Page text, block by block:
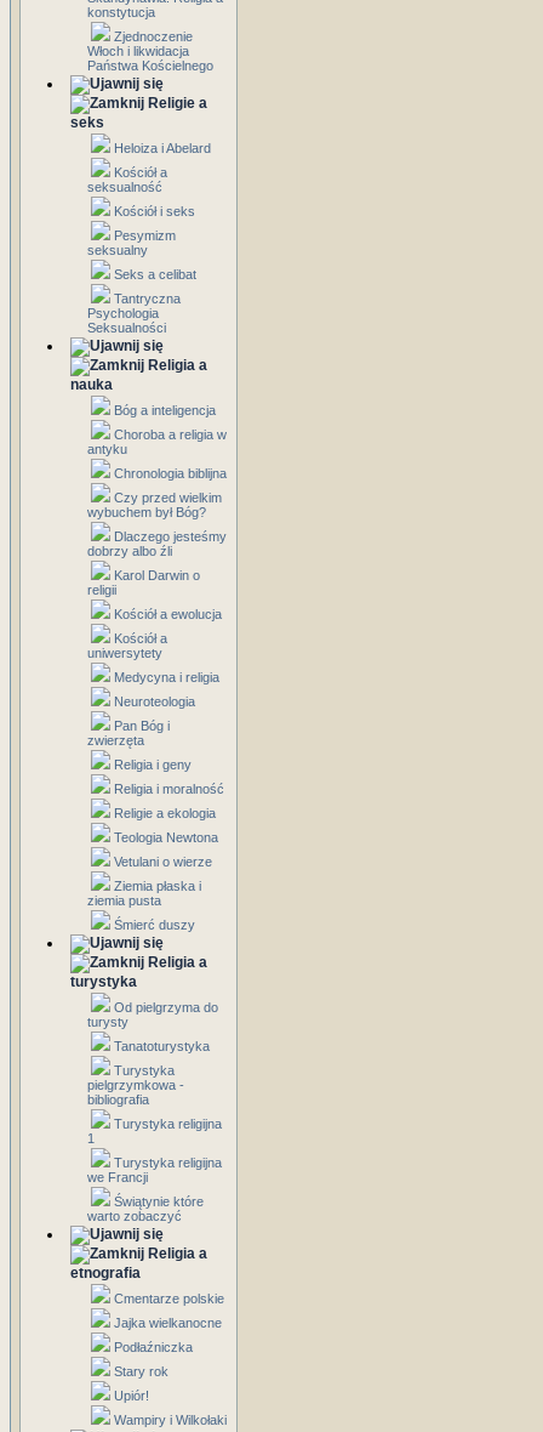
konstytucja
Zjednoczenie
Włoch i likwidacja
Państwa Kościelnego
Religie a
seks
Heloiza i Abelard
Kościół a
seksualność
Kościół i seks
Pesymizm
seksualny
Seks a celibat
Tantryczna
Psychologia
Seksualności
Religia a
nauka
Bóg a inteligencja
Choroba a religia w
antyku
Chronologia biblijna
Czy przed wielkim
wybuchem był Bóg?
Dlaczego jesteśmy
dobrzy albo źli
Karol Darwin o
religii
Kościół a ewolucja
Kościół a
uniwersytety
Medycyna i religia
Neuroteologia
Pan Bóg i
zwierzęta
Religia i geny
Religia i moralność
Religie a ekologia
Teologia Newtona
Vetulani o wierze
Ziemia płaska i
ziemia pusta
Śmierć duszy
Religia a
turystyka
Od pielgrzyma do
turysty
Tanatoturystyka
Turystyka
pielgrzymkowa -
bibliografia
Turystyka religijna
1
Turystyka religijna
we Francji
Świątynie które
warto zobaczyć
Religia a
etnografia
Cmentarze polskie
Jajka wielkanocne
Podłaźniczka
Stary rok
Upiór!
Wampiry i Wilkołaki